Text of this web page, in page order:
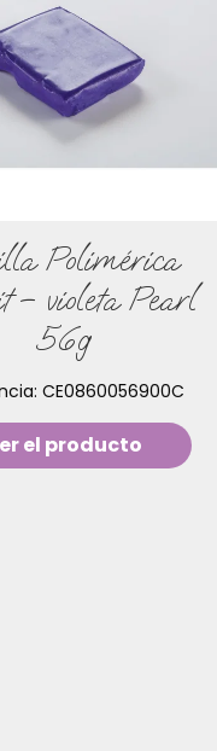
Polimérica
– violeta Pearl
56g
CE0860056900C
el producto